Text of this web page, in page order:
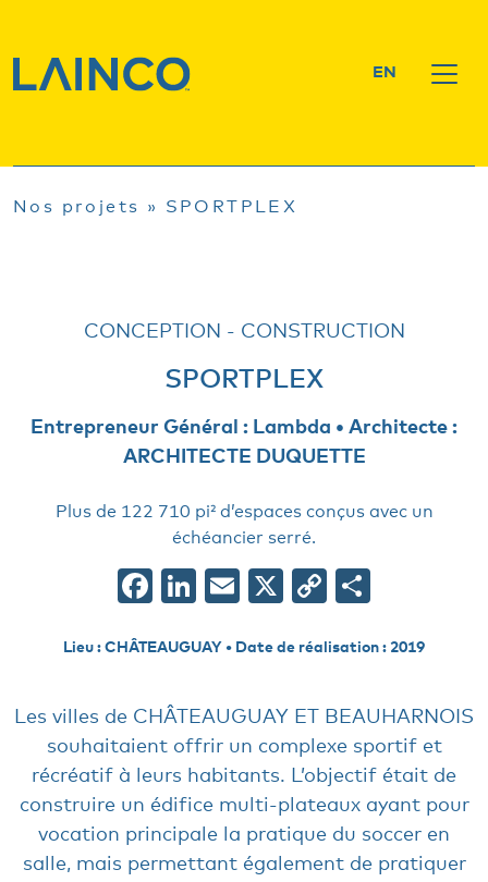
EN
Nos projets » SPORTPLEX
CONCEPTION - CONSTRUCTION
SPORTPLEX
Entrepreneur Général : Lambda • Architecte :
ARCHITECTE DUQUETTE
Plus de 122 710 pi² d’espaces conçus avec un
échéancier serré.
Facebook
LinkedIn
Email
X
Copy
Lieu : CHÂTEAUGUAY • Date de réalisation : 2019
Les villes de CHÂTEAUGUAY ET BEAUHARNOIS
souhaitaient offrir un complexe sportif et
récréatif à leurs habitants. L’objectif était de
construire un édifice multi-plateaux ayant pour
vocation principale la pratique du soccer en
salle, mais permettant également de pratiquer